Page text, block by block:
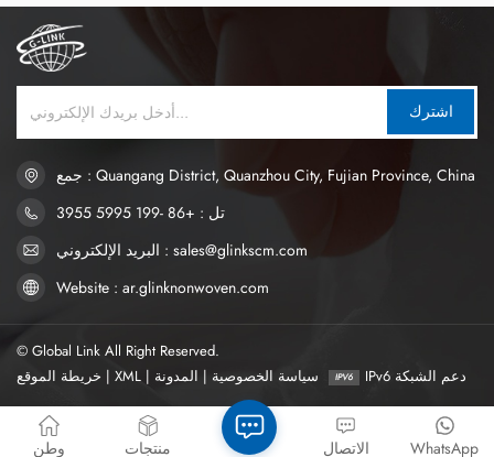
العلوية من الحفاضة رقيقة،
وطبقة توزيع الاستحواذ ADL
لديها تصميم نمط تحويل خاص،
والذي يسهل ملاحظته على
سطح الحفاضة.
وقت التلامس والمنطقة بين
اشترك
جمع : Quangang District, Quanzhou City, Fujian Province, China
تل : +86 -199 5995 3955
البريد الإلكتروني : sales@glinkscm.com
Website : ar.glinknonwoven.com
© Global Link All Right Reserved.
خريطة الموقع | XML | المدونة | سياسة الخصوصية IPv6 دعم الشبكة
وطن منتجات WhatsApp الاتصال